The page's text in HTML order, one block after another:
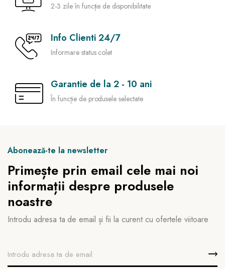
2-3 zile în funcție de disponibilitate
Info Clienti 24/7
Informare status colet
Garantie de la 2 - 10 ani
În funcție de produsele selectate
Abonează-te la newsletter
Primește prin email cele mai noi
informații despre produsele
noastre
Introdu adresa ta de email și fii la curent cu ofertele viitoare